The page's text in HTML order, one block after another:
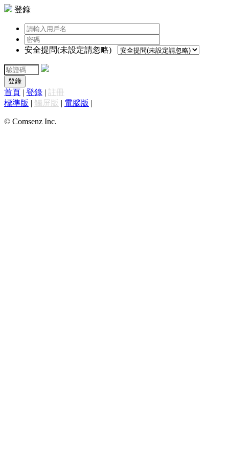
登錄
安全提問(未設定請忽略)
登錄
首頁 | 登錄 | 註冊
標準版 | 觸屏版 | 電腦版 |
© Comsenz Inc.